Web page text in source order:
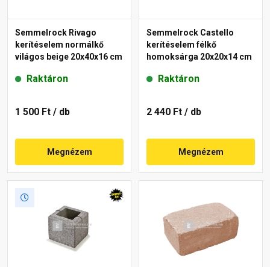
Semmelrock Rivago
kerítéselem normálkő
világos beige 20x40x16 cm
Raktáron
1 500 Ft / db
Megnézem
Semmelrock Castello
kerítéselem félkő
homoksárga 20x20x14 cm
Raktáron
2 440 Ft / db
Megnézem